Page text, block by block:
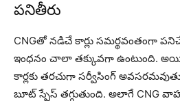
పనితీరు
CNGతో నడిచే కార్లు సమర్థవంతంగా
ఇంధనం చాలా తక్కువగా ఉంటుంది.
కార్లకు తరచుగా సర్వీసింగ్
బూట్ స్పేస్ తగ్గుతుంది. అలాగే CNG